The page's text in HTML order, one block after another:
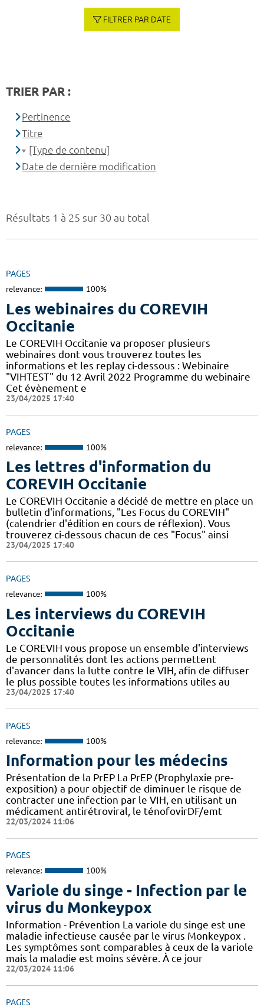
Résultats 1 à 25 sur 30 au total
PAGES
relevance: 100%
Les webinaires du COREVIH
Occitanie
Le COREVIH Occitanie va proposer plusieurs
webinaires dont vous trouverez toutes les
informations et les replay ci-dessous : Webinaire
"VIHTEST" du 12 Avril 2022 Programme du webinaire
Cet évènement e
23/04/2025 17:40
PAGES
relevance: 100%
Les lettres d'information du
COREVIH Occitanie
Le COREVIH Occitanie a décidé de mettre en place un
bulletin d'informations, "Les Focus du COREVIH"
(calendrier d'édition en cours de réflexion). Vous
trouverez ci-dessous chacun de ces "Focus" ainsi
23/04/2025 17:40
PAGES
relevance: 100%
Les interviews du COREVIH
Occitanie
Le COREVIH vous propose un ensemble d'interviews
de personnalités dont les actions permettent
d'avancer dans la lutte contre le VIH, afin de diffuser
le plus possible toutes les informations utiles au
23/04/2025 17:40
PAGES
relevance: 100%
Information pour les médecins
Présentation de la PrEP La PrEP (Prophylaxie pre-
exposition) a pour objectif de diminuer le risque de
contracter une infection par le VIH, en utilisant un
médicament antirétroviral, le ténofovirDF/emt
22/03/2024 11:06
PAGES
relevance: 100%
Variole du singe - Infection par le
virus du Monkeypox
Information - Prévention La variole du singe est une
maladie infectieuse causée par le virus Monkeypox .
Les symptômes sont comparables à ceux de la variole
mais la maladie est moins sévère. À ce jour
22/03/2024 11:06
PAGES
FILTRER PAR DATE
TRIER PAR :
Pertinence
Titre
[Type de contenu]
Date de dernière modification